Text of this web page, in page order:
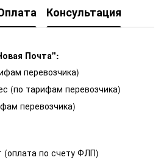
Консультация
Почта":
перевозчика)
(по тарифам перевозчика)
перевозчика)
(оплата по счету ФЛП)